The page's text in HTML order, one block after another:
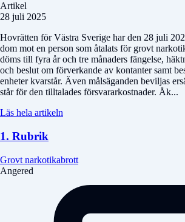
Artikel
28 juli 2025
Hovrätten för Västra Sverige har den 28 juli
dom mot en person som åtalats för grovt
döms till fyra år och tre månaders fängelse,
och beslut om förverkande av kontanter samt
enheter kvarstår. Även målsäganden beviljas
står för den tilltalades försvararkostnader. Åk...
Läs hela artikeln
1. Rubrik
Grovt narkotikabrott
Angered